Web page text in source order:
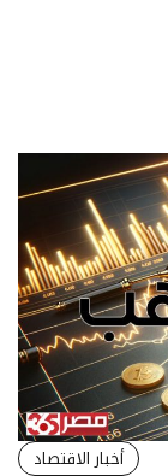
أخبار الاقتصاد